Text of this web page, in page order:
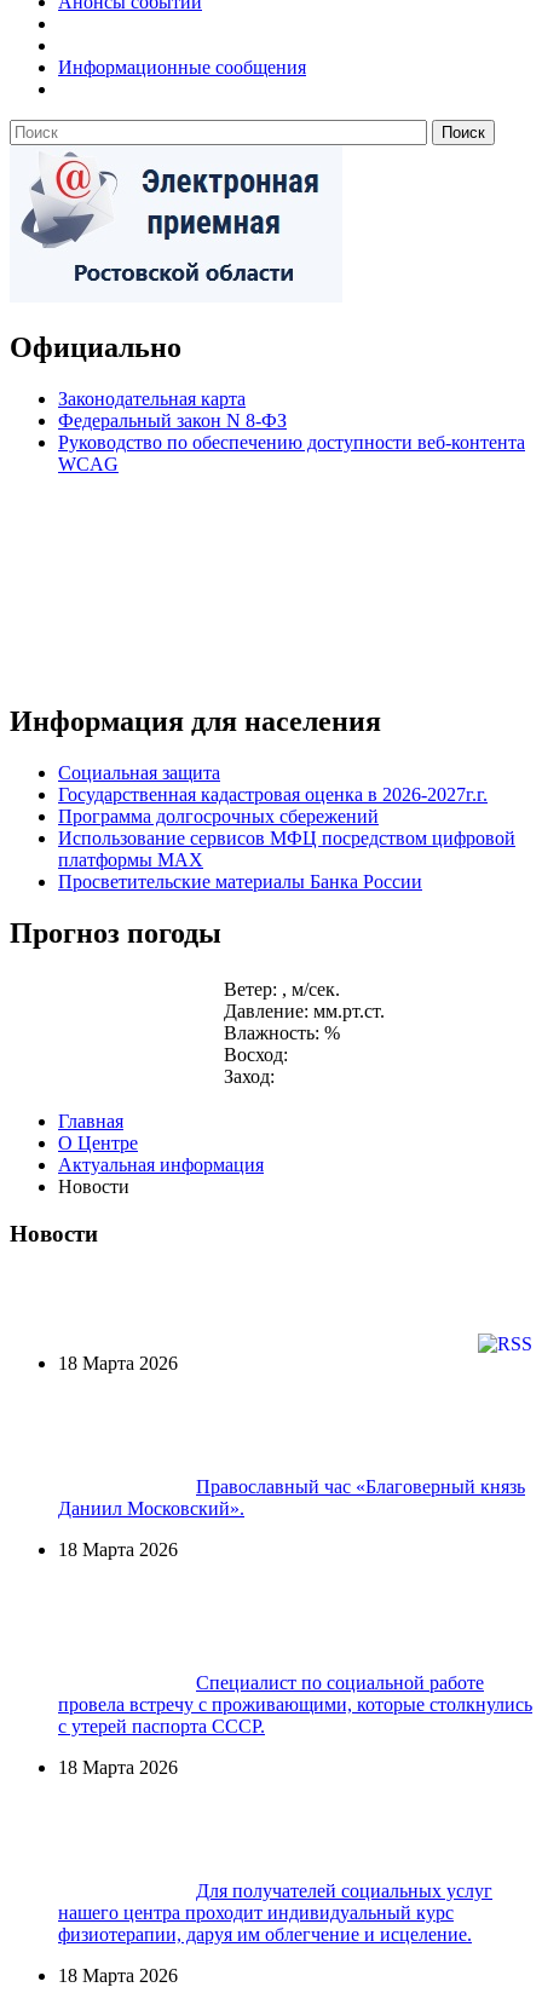
Информационные сообщения
Официально
Законодательная карта
Федеральный закон N 8-ФЗ
Руководство по обеспечению доступности веб-контента
WCAG
Информация для населения
Социальная защита
Государственная кадастровая оценка в 2026-2027г.г.
Программа долгосрочных сбережений
Использование сервисов МФЦ посредством цифровой
платформы MAX
Просветительские материалы Банка России
Прогноз погоды
Ветер: , м/сек.
Давление: мм.рт.ст.
Влажность: %
Восход:
Заход:
Главная
О Центре
Актуальная информация
Новости
Новости
18 Марта 2026
Православный час «Благоверный князь
Даниил Московский».
18 Марта 2026
Специалист по социальной работе
провела встречу с проживающими, которые столкнулись
с утерей паспорта СССР.
18 Марта 2026
Для получателей социальных услуг
нашего центра проходит индивидуальный курс
физиотерапии, даруя им облегчение и исцеление.
18 Марта 2026